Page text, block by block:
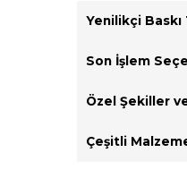
Yenilikçi
Son İşlem
Özel Şekiller
Çeşitli